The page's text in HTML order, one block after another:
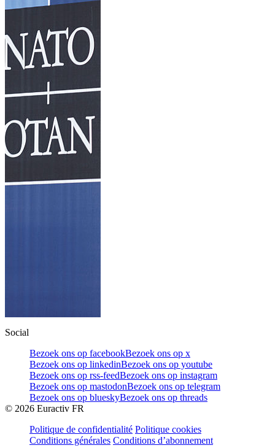
Social
Bezoek ons op facebookBezoek ons op x
Bezoek ons op linkedinBezoek ons op youtube
Bezoek ons op rss-feedBezoek ons op instagram
Bezoek ons op mastodonBezoek ons op telegram
Bezoek ons op blueskyBezoek ons op threads
© 2026 Euractiv FR
Politique de confidentialité Politique cookies
Conditions générales Conditions d’abonnement